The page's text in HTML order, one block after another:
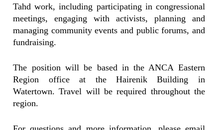
Tahd work, including participating in congressional
meetings, engaging with activists, planning and
managing community events and public forums, and
fundraising.
The position will be based in the ANCA Eastern
Region office at the Hairenik Building in
Watertown. Travel will be required throughout the
region.